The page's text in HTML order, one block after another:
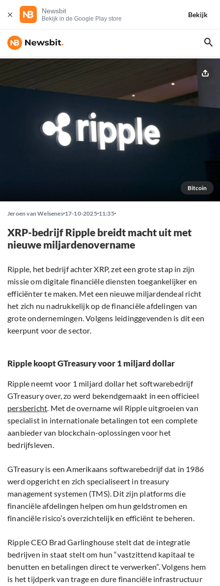
Newsbit
Bekijk in de Google Play store
Bekijk
Bitcoin
Jeroen van Welsenes 17-10-2025 11:35
XRP-bedrijf Ripple breidt macht uit met
nieuwe miljardenovername
Ripple, het bedrijf achter XRP, zet een grote stap in zijn
missie om digitale financiële diensten toegankelijker en
efficiënter te maken. Met een nieuwe miljardendeal richt
het zich nu nadrukkelijk op de financiële afdelingen van
grote ondernemingen. Volgens leidinggevenden is dit een
keerpunt voor de sector.
Ripple koopt GTreasury voor 1 miljard dollar
Ripple neemt voor 1 miljard dollar het softwarebedrijf
GTreasury over, zo werd bekendgemaakt in een officieel
persbericht. Met de overname wil Ripple uitgroeien van
specialist in internationale betalingen tot een complete
aanbieder van blockchain-oplossingen voor het
bedrijfsleven.
GTreasury is een Amerikaans softwarebedrijf dat in 1986
werd opgericht en zich specialiseert in treasury
management systemen (TMS). Dit zijn platforms die
financiële afdelingen helpen om hun geldstromen en
financiële risico’s overzichtelijk en efficiënt te beheren.
Ripple CEO Brad Garlinghouse stelt dat de integratie
bedrijven in staat stelt om hun “vastzittend kapitaal te
benutten en betalingen direct te verwerken”. Volgens hem
is het tijdperk van trage en dure financiële infrastructuur